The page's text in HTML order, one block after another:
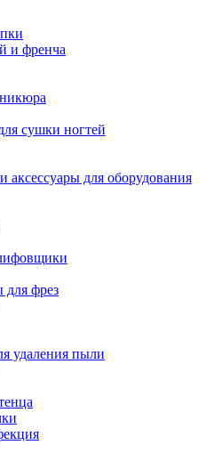
и френча
сушки ногтей
для оборудования
фрез
удаления пыли